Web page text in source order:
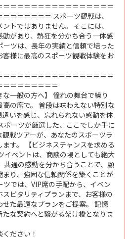
＝＝＝＝＝＝＝＝＝＝＝＝＝＝＝
＝＝＝＝＝ スポーツ観戦は、
トではありません。 そこには、
動があり、熱狂を分かち合う一体感
ツは、長年の実績と信頼で培った
客様に最高のスポーツ観戦体験をお
＝＝＝＝＝＝＝＝＝＝＝＝＝＝＝
＝＝＝＝＝＝＝
な一般の方へ】 憧れの舞台で繰り
の席で。 普段は味わえない特別な
いを感じ、忘れられない感動を体
ポーツが厳選した、ここでしか手に
戦ツアーが、あなたのスポーツラ
す。 【ビジネスチャンスを求める
イベントは、商談の場としても絶大
共通の感動を分かち合うことで、顧
り、強固な信頼関係を築くことが
では、VIP席の手配から、イベン
スピタリティプランまで、お客様の
せた最適なプランをご提案。 記憶
な契約へと繋がる架け橋となりま
ださい！